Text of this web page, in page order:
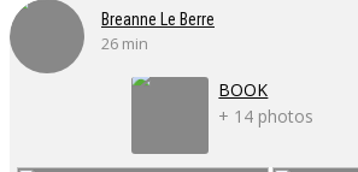
Breanne Le Berre
26 min
BOOK
+ 14 photos